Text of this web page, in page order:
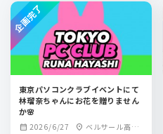
東京パソコンクラブイベントにて
林瑠奈ちゃんにお花を贈りません
か🌸
calendar_month 2026/6/27 location_on ベルサール高田
企画完了